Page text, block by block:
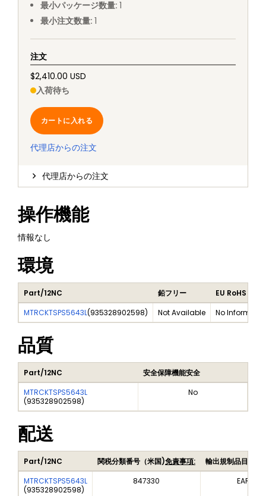
最小パッケージ数量: 1
最小注文数量: 1
注文
$2,410.00 USD
入荷待ち
カートに入れる
代理店からの注文
代理店からの注文
操作機能
情報なし
環境
Part/12NC 鉛フリー
EU RoHS
MTRCKTSPS5643L(935328902598) Not Available No
品質
Part/12NC
安全保障機能安全
MTRCKTSPS5643L
(935328902598)
No
配送
Part/12NC 関税分類番号（米国)免責事項:
輸出規制品目番号
MTRCKTSPS5643L
(935328902598)
847330 EAR99